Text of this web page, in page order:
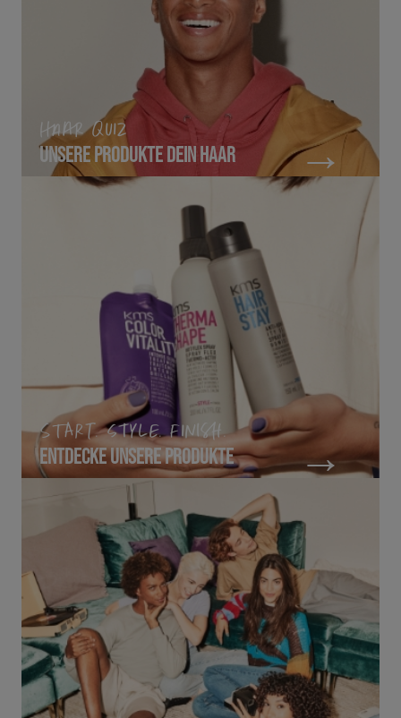
HAAR QUIZ
UNSERE PRODUKTE DEIN HAAR
START. STYLE. FINISH.
ENTDECKE UNSERE PRODUKTE